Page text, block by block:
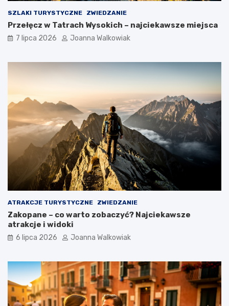
SZLAKI TURYSTYCZNE ZWIEDZANIE
Przełęcz w Tatrach Wysokich – najciekawsze miejsca
7 lipca 2026 Joanna Walkowiak
ATRAKCJE TURYSTYCZNE ZWIEDZANIE
Zakopane – co warto zobaczyć? Najciekawsze
atrakcje i widoki
6 lipca 2026 Joanna Walkowiak